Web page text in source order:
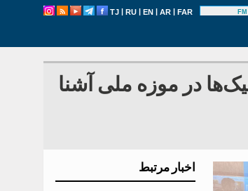
TJ | RU | EN | AR | FAR
در موزه ملی آشنا
اخبار مرتبط